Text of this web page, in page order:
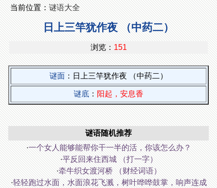
当前位置： 谜语大全
日上三竿犹作夜 （中药二）
浏览： 151
谜面 ：日上三竿犹作夜 （中药二）
谜底 ： 阳起，安息香
谜语随机推荐
·一个女人能够能帮你干一半的活，你该怎么办？
·平反回来住西城 （打一字）
·牵牛织女渡河桥 （财经词语）
·轻轻跑过水面，水面浪花飞溅，树叶哗哗鼓掌，响声连成